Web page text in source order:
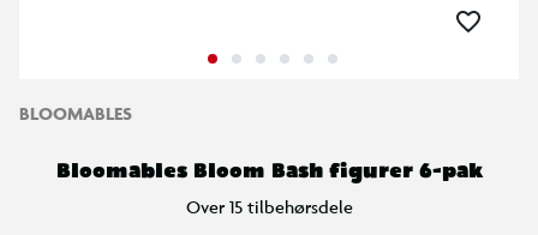
BLOOMABLES
Bloomables Bloom Bash figurer 6-pak
Over 15 tilbehørsdele